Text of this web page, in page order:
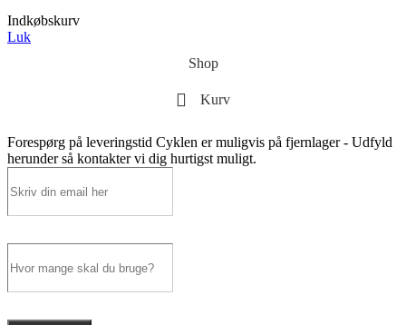
Indkøbskurv
Luk
Shop
Kurv
Forespørg på leveringstid Cyklen er muligvis på fjernlager - Udfyld
herunder så kontakter vi dig hurtigst muligt.